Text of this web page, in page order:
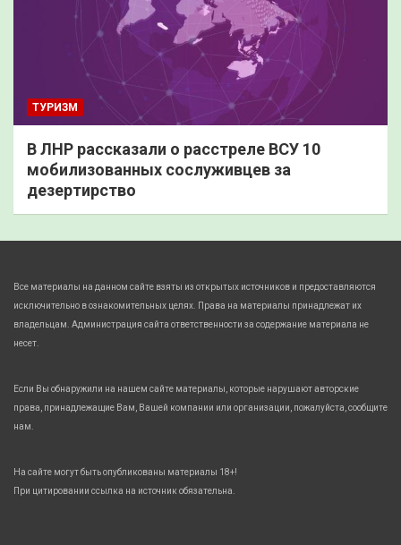
ТУРИЗМ
В ЛНР рассказали о расстреле ВСУ 10
мобилизованных сослуживцев за
дезертирство
Все материалы на данном сайте взяты из открытых источников и предоставляются
исключительно в ознакомительных целях. Права на материалы принадлежат их
владельцам. Администрация сайта ответственности за содержание материала не
несет.
Если Вы обнаружили на нашем сайте материалы, которые нарушают авторские
права, принадлежащие Вам, Вашей компании или организации, пожалуйста, сообщите
нам.
На сайте могут быть опубликованы материалы 18+!
При цитировании ссылка на источник обязательна.